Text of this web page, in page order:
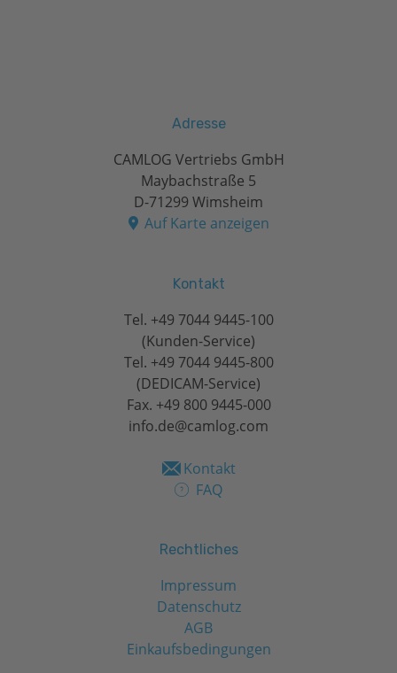
Adresse
CAMLOG Vertriebs GmbH
Maybachstraße 5
D-71299 Wimsheim
Auf Karte anzeigen
Kontakt
Tel. +49 7044 9445-100
(Kunden-Service)
Tel. +49 7044 9445-800
(DEDICAM-Service)
Fax. +49 800 9445-000
info.de@camlog.com
Kontakt
FAQ
Rechtliches
Impressum
Datenschutz
AGB
Einkaufsbedingungen